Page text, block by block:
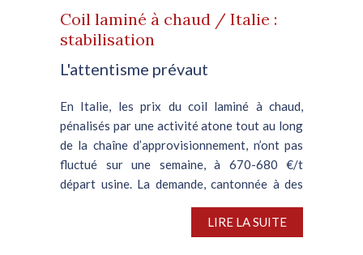
Coil laminé à chaud / Italie :
stabilisation
L'attentisme prévaut
En Italie, les prix du coil laminé à chaud,
pénalisés par une activité atone tout au long
de la chaîne d’approvisionnement, n’ont pas
fluctué sur une semaine, à 670-680 €/t
départ usine. La demande, cantonnée à des
LIRE LA SUITE